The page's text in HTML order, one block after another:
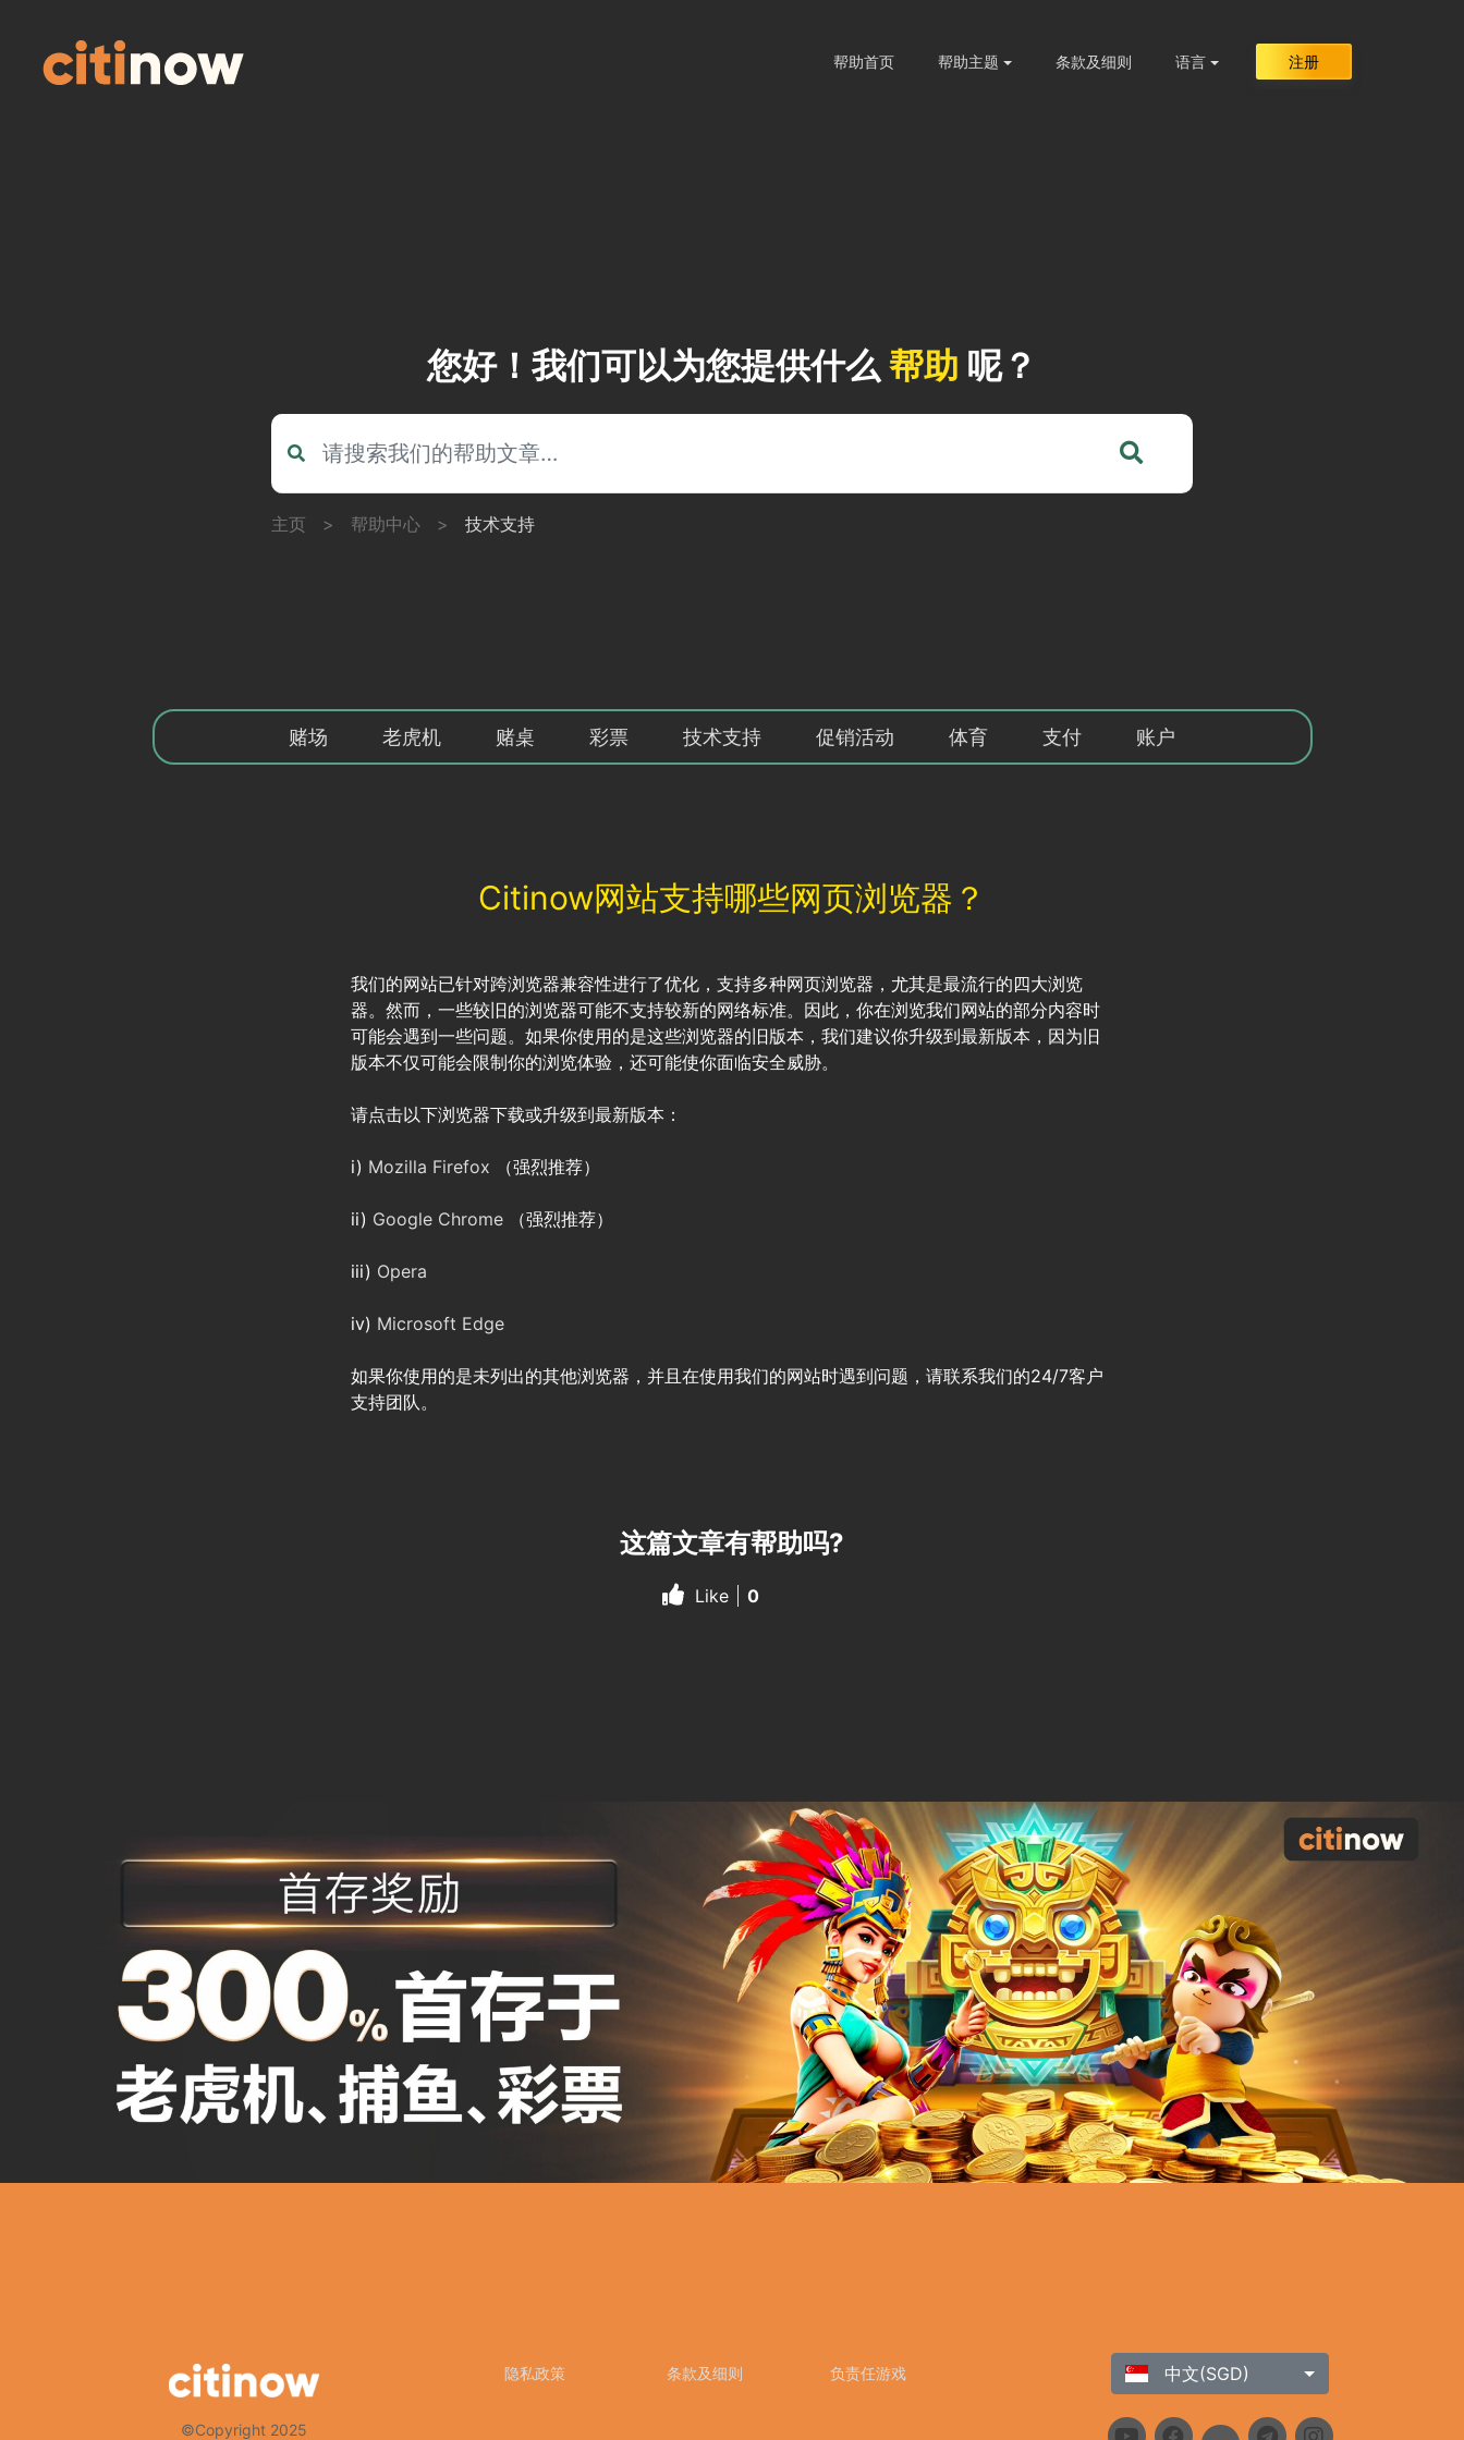
content
帮助首页 帮助主题 条款及细则 语言 注册
您好！我们可以为您提供什么 帮助 呢？
主页 > 帮助中心 > 技术支持
赌场 老虎机 赌桌 彩票 技术支持 促销活动 体育 支付 账户
Citinow网站支持哪些网页浏览器？
我们的网站已针对跨浏览器兼容性进行了优化，支持多种网页浏览器，尤其是最流行的四大浏览
器。然而，一些较旧的浏览器可能不支持较新的网络标准。因此，你在浏览我们网站的部分内容时
可能会遇到一些问题。如果你使用的是这些浏览器的旧版本，我们建议你升级到最新版本，因为旧
版本不仅可能会限制你的浏览体验，还可能使你面临安全威胁。
请点击以下浏览器下载或升级到最新版本：
i) Mozilla Firefox （强烈推荐）
ii) Google Chrome （强烈推荐）
iii) Opera
iv) Microsoft Edge
如果你使用的是未列出的其他浏览器，并且在使用我们的网站时遇到问题，请联系我们的24/7客户
支持团队。
这篇文章有帮助吗?
Like 0
©Copyright 2025
隐私政策 条款及细则 负责任游戏 中文(SGD)